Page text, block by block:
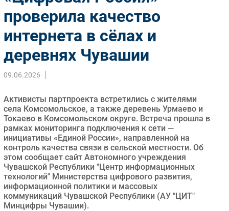
Импорто­замещение
Автоматизация Промышленности
Интернет
Мобильная связь
Фиксированная связь
Интеграция
Маркетинг
Торговые сети
Оборудование
ПО
Outsourcing
Кадры
Регулирование
Финансы
проверила качество
интернета в сёлах и
деревнях Чувашии
09.06.2026
Активисты партпроекта встретились с жителями
села Комсомольское, а также деревень Урмаево и
Токаево в Комсомольском округе. Встреча прошла в
рамках мониторинга подключения к сети —
инициативы «Единой России», направленной на
контроль качества связи в сельской местности. Об
этом сообщает сайт Автономного учреждения
Чувашской Республики "Центр информационных
технологий" Министерства цифрового развития,
информационной политики и массовых
коммуникаций Чувашской Республики (АУ "ЦИТ"
Минцифры Чувашии).